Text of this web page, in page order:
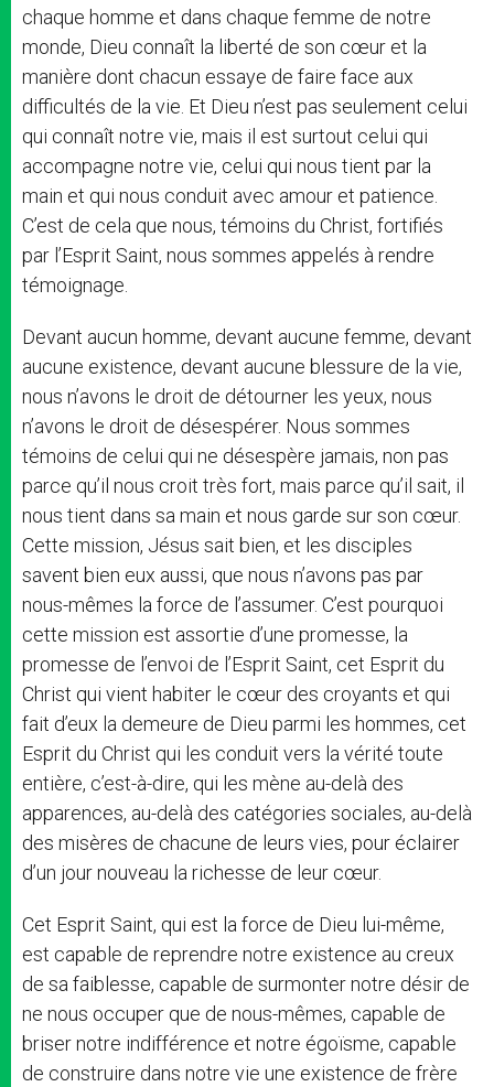
chaque homme et dans chaque femme de notre
monde, Dieu connaît la liberté de son cœur et la
manière dont chacun essaye de faire face aux
difficultés de la vie. Et Dieu n’est pas seulement celui
qui connaît notre vie, mais il est surtout celui qui
accompagne notre vie, celui qui nous tient par la
main et qui nous conduit avec amour et patience.
C’est de cela que nous, témoins du Christ, fortifiés
par l’Esprit Saint, nous sommes appelés à rendre
témoignage.
Devant aucun homme, devant aucune femme, devant
aucune existence, devant aucune blessure de la vie,
nous n’avons le droit de détourner les yeux, nous
n’avons le droit de désespérer. Nous sommes
témoins de celui qui ne désespère jamais, non pas
parce qu’il nous croit très fort, mais parce qu’il sait, il
nous tient dans sa main et nous garde sur son cœur.
Cette mission, Jésus sait bien, et les disciples
savent bien eux aussi, que nous n’avons pas par
nous-mêmes la force de l’assumer. C’est pourquoi
cette mission est assortie d’une promesse, la
promesse de l’envoi de l’Esprit Saint, cet Esprit du
Christ qui vient habiter le cœur des croyants et qui
fait d’eux la demeure de Dieu parmi les hommes, cet
Esprit du Christ qui les conduit vers la vérité toute
entière, c’est-à-dire, qui les mène au-delà des
apparences, au-delà des catégories sociales, au-delà
des misères de chacune de leurs vies, pour éclairer
d’un jour nouveau la richesse de leur cœur.
Cet Esprit Saint, qui est la force de Dieu lui-même,
est capable de reprendre notre existence au creux
de sa faiblesse, capable de surmonter notre désir de
ne nous occuper que de nous-mêmes, capable de
briser notre indifférence et notre égoïsme, capable
de construire dans notre vie une existence de frère